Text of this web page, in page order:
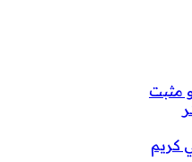
مثبت
كريم